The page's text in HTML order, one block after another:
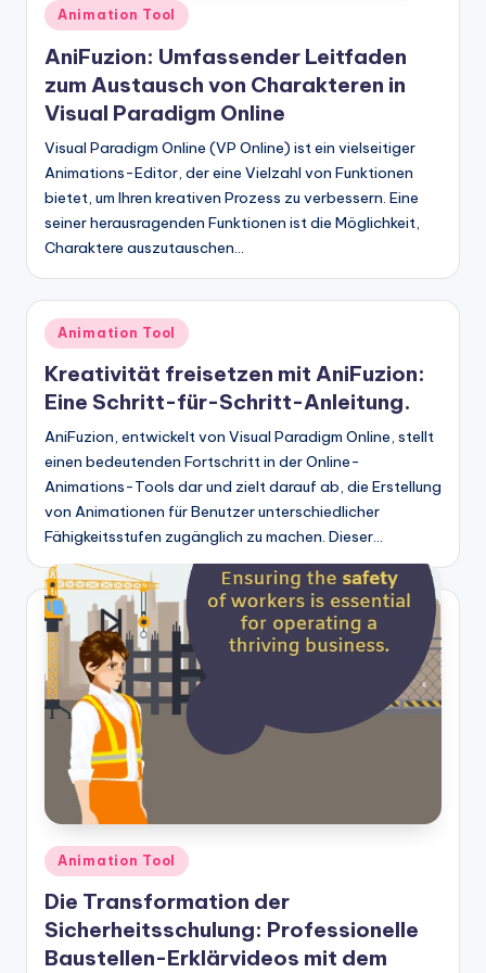
Posted
in
Animation Tool
AniFuzion: Umfassender Leitfaden
zum Austausch von Charakteren in
Visual Paradigm Online
Visual Paradigm Online (VP Online) ist ein vielseitiger
Animations-Editor, der eine Vielzahl von Funktionen
bietet, um Ihren kreativen Prozess zu verbessern. Eine
seiner herausragenden Funktionen ist die Möglichkeit,
Charaktere auszutauschen…
Posted
in
Animation Tool
Kreativität freisetzen mit AniFuzion:
Eine Schritt-für-Schritt-Anleitung.
AniFuzion, entwickelt von Visual Paradigm Online, stellt
einen bedeutenden Fortschritt in der Online-
Animations-Tools dar und zielt darauf ab, die Erstellung
von Animationen für Benutzer unterschiedlicher
Fähigkeitsstufen zugänglich zu machen. Dieser…
Posted
in
Animation Tool
Die Transformation der
Sicherheitsschulung: Professionelle
Baustellen-Erklärvideos mit dem